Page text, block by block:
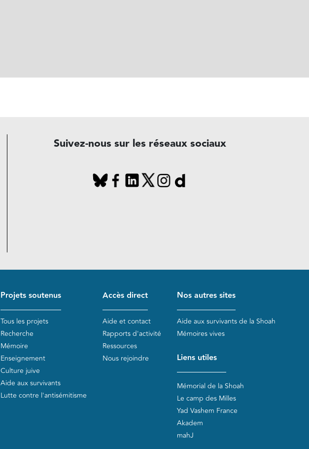
Suivez-nous sur les réseaux sociaux
Projets soutenus
Tous les projets
Recherche
Mémoire
Enseignement
Culture juive
Aide aux survivants
Lutte contre l'antisémitisme
Accès direct
Aide et contact
Rapports d'activité
Ressources
Nous rejoindre
Nos autres sites
Aide aux survivants de la Shoah
Mémoires vives
Liens utiles
Mémorial de la Shoah
Le camp des Milles
Yad Vashem France
Akadem
mahJ